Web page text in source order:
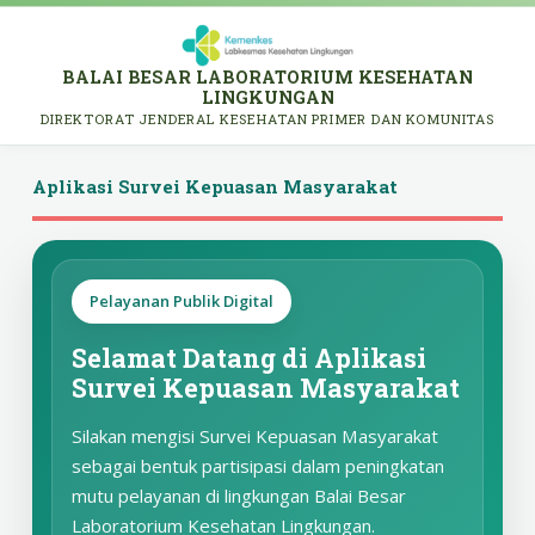
BALAI BESAR LABORATORIUM KESEHATAN
LINGKUNGAN
DIREKTORAT JENDERAL KESEHATAN PRIMER DAN KOMUNITAS
Aplikasi Survei Kepuasan Masyarakat
Pelayanan Publik Digital
Selamat Datang di Aplikasi
Survei Kepuasan Masyarakat
Silakan mengisi Survei Kepuasan Masyarakat
sebagai bentuk partisipasi dalam peningkatan
mutu pelayanan di lingkungan Balai Besar
Laboratorium Kesehatan Lingkungan.